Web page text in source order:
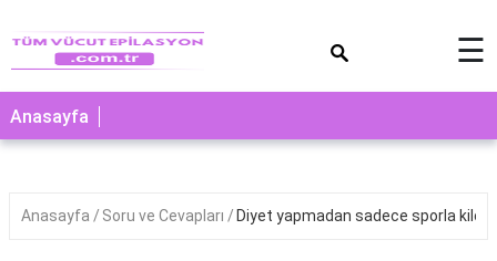
☰
Anasayfa
Anasayfa Soru ve Cevapları Diyet yapmadan sadece sporla kilo